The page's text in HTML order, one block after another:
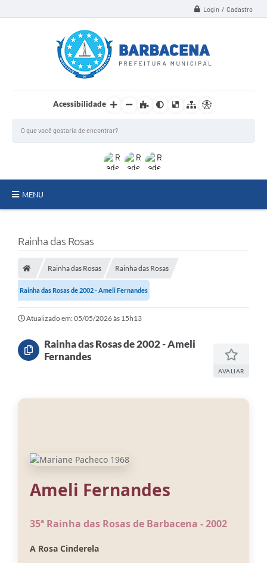
Login / Cadastro
Acessibilidade
MENU
Secretarias
Meio Ambiente
EDOB
Ouvidoria
Transparência
Serviços
E-SUS
Conta de água (SAS)
Rainha das Rosas
Rainha das Rosas Rainha das Rosas
Rainha das Rosas de 2002 - Ameli Fernandes
Atualizado em: 05/05/2026 às 15h13
Rainha das Rosas de 2002 - Ameli
Fernandes
AVALIAR
Ameli Fernandes
35ª Rainha das Rosas de Barbacena - 2002
A Rosa Cinderela